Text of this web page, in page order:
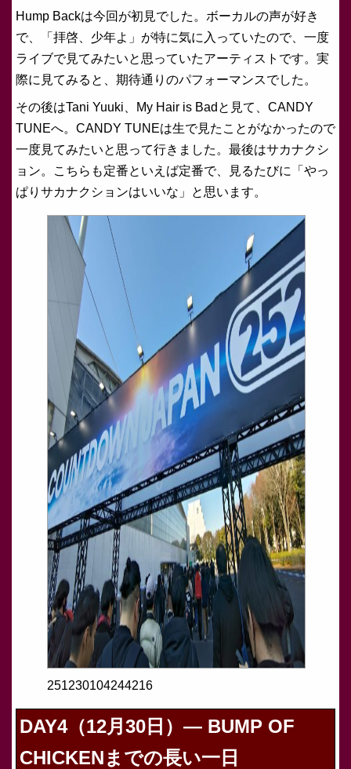
Hump Backは今回が初見でした。ボーカルの声が好き
で、「拝啓、少年よ」が特に気に入っていたので、一度
ライブで見てみたいと思っていたアーティストです。実
際に見てみると、期待通りのパフォーマンスでした。
その後はTani Yuuki、My Hair is Badと見て、CANDY
TUNEへ。CANDY TUNEは生で見たことがなかったので
一度見てみたいと思って行きました。最後はサカナクシ
ョン。こちらも定番といえば定番で、見るたびに「やっ
ぱりサカナクションはいいな」と思います。
251230104244216
DAY4（12月30日）— BUMP OF
CHICKENまでの長い一日